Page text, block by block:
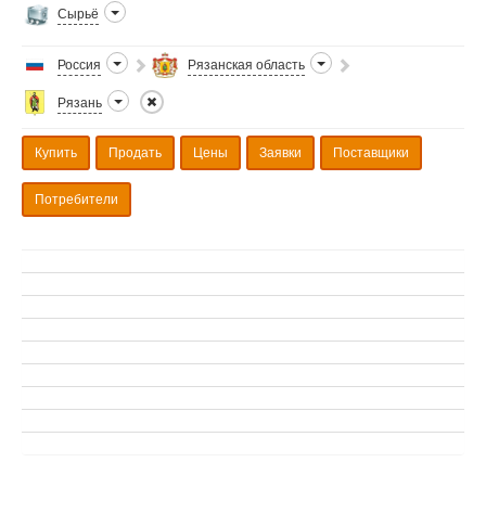
Сырьё
Россия Рязанская область
Рязань
Купить Продать Цены Заявки Поставщики
Потребители